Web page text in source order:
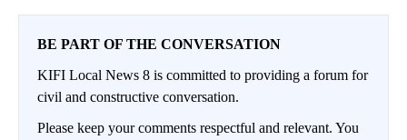
BE PART OF THE CONVERSATION
KIFI Local News 8 is committed to providing a forum for
civil and constructive conversation.
Please keep your comments respectful and relevant. You